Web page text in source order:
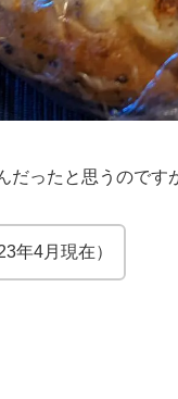
だったと思うのです
年4月現在）